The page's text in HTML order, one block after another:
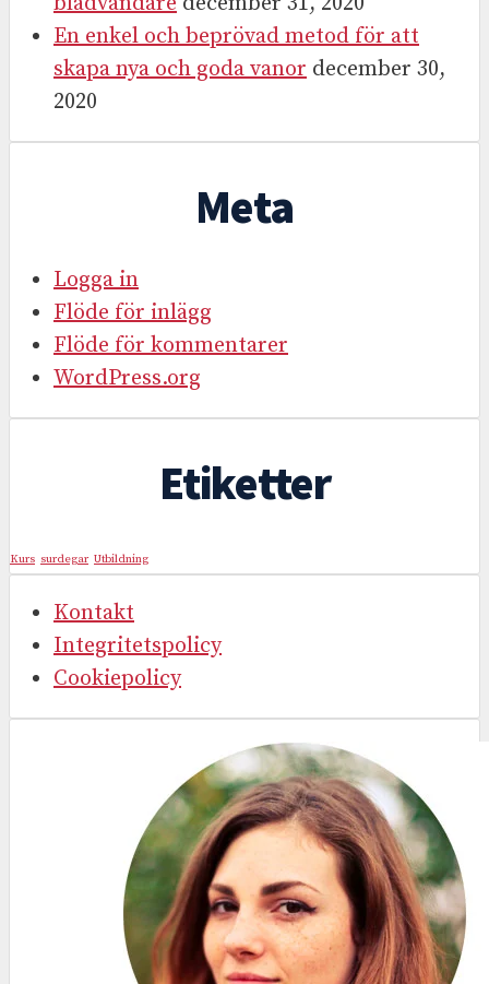
En enkel och beprövad metod för att
skapa nya och goda vanor december 30,
2020
Meta
Logga in
Flöde för inlägg
Flöde för kommentarer
WordPress.org
Etiketter
Kurs surdegar Utbildning
Kontakt
Integritetspolicy
Cookiepolicy